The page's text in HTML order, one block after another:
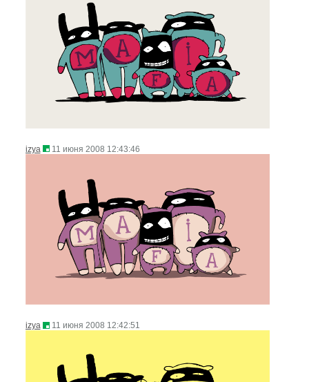
izya 11 июня 2008 12:43:46
izya 11 июня 2008 12:42:51